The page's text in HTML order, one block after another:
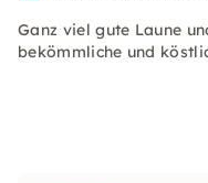
Ganz viel gute Laune
bekömmliche und